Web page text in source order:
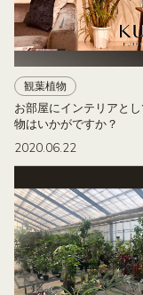
観葉植物
お部屋にインテリアと
物はいかがですか？
2020.06.22